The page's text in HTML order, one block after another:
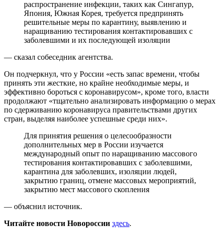
распространение инфекции, таких как Сингапур,
Япония, Южная Корея, требуется предпринять
решительные меры по карантину, выявлению и
наращиванию тестирования контактировавших с
заболевшими и их последующей изоляции
— сказал собеседник агентства.
Он подчеркнул, что у России «есть запас времени, чтобы
принять эти жесткие, но крайне необходимые меры, и
эффективно бороться с коронавирусом», кроме того, власти
продолжают «тщательно анализировать информацию о мерах
по сдерживанию коронавируса правительствами других
стран, выделяя наиболее успешные среди них».
Для принятия решения о целесообразности
дополнительных мер в России изучается
международный опыт по наращиванию массового
тестирования контактировавших с заболевшими,
карантина для заболевших, изоляции людей,
закрытию границ, отмене массовых мероприятий,
закрытию мест массового скопления
— объяснил источник.
Читайте новости Новороссии здесь.